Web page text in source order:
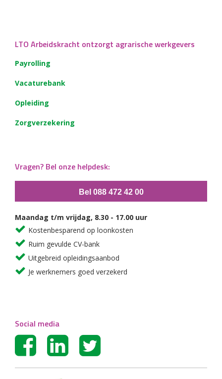
LTO Arbeidskracht ontzorgt agrarische werkgevers
Payrolling
Vacaturebank
Opleiding
Zorgverzekering
Vragen? Bel onze helpdesk:
Bel 088 472 42 00
Maandag t/m vrijdag, 8.30 - 17.00 uur
Kostenbesparend op loonkosten
Ruim gevulde CV-bank
Uitgebreid opleidingsaanbod
Je werknemers goed verzekerd
Social media